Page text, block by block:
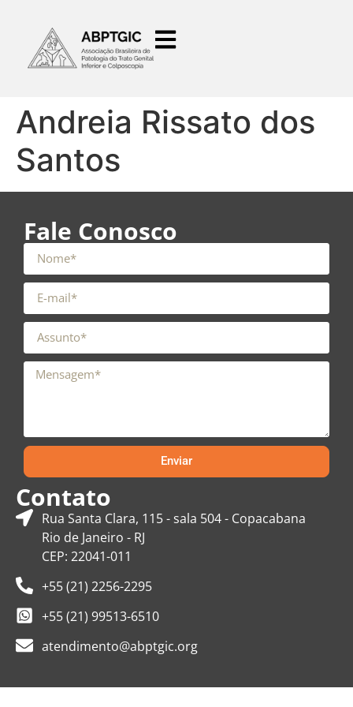
Andreia Rissato dos
Santos
Fale Conosco
Enviar
Contato
Rua Santa Clara, 115 - sala 504 - Copacabana
Rio de Janeiro - RJ
CEP: 22041-011
+55 (21) 2256-2295
+55 (21) 99513-6510
atendimento@abptgic.org